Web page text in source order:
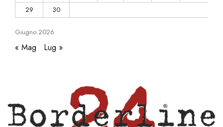
Giugno 2026
29
30
« Mag Lug »